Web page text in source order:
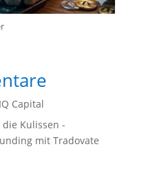
Capital
Kulissen -
mit Tradovate